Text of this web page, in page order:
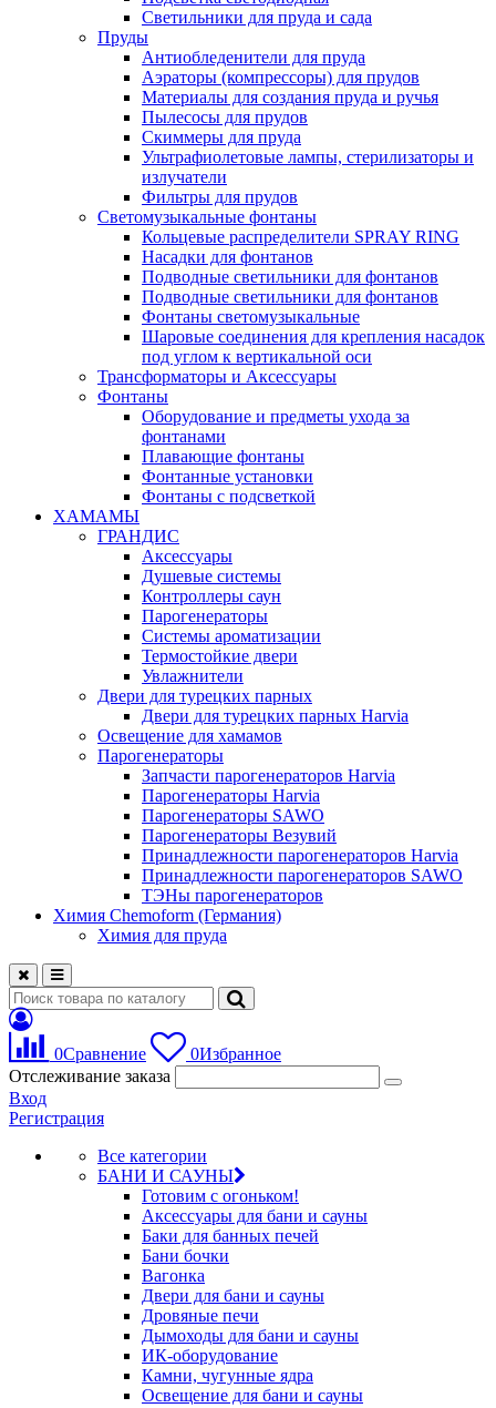
Светильники для пруда и сада
Пруды
Антиобледенители для пруда
Аэраторы (компрессоры) для прудов
Материалы для создания пруда и ручья
Пылесосы для прудов
Скиммеры для пруда
Ультрафиолетовые лампы, стерилизаторы и
излучатели
Фильтры для прудов
Светомузыкальные фонтаны
Кольцевые распределители SPRAY RING
Насадки для фонтанов
Подводные светильники для фонтанов
Подводные светильники для фонтанов
Фонтаны светомузыкальные
Шаровые соединения для крепления насадок
под углом к вертикальной оси
Трансформаторы и Аксессуары
Фонтаны
Оборудование и предметы ухода за
фонтанами
Плавающие фонтаны
Фонтанные установки
Фонтаны с подсветкой
ХАМАМЫ
ГРАНДИС
Аксессуары
Душевые системы
Контроллеры саун
Парогенераторы
Системы ароматизации
Термостойкие двери
Увлажнители
Двери для турецких парных
Двери для турецких парных Harvia
Освещение для хамамов
Парогенераторы
Запчасти парогенераторов Harvia
Парогенераторы Harvia
Парогенераторы SAWO
Парогенераторы Везувий
Принадлежности парогенераторов Harvia
Принадлежности парогенераторов SAWO
ТЭНы парогенераторов
Химия Chemoform (Германия)
Химия для пруда
0Сравнение 0Избранное
Отслеживание заказа
Вход
Регистрация
Все категории
БАНИ И САУНЫ
Готовим с огоньком!
Аксессуары для бани и сауны
Баки для банных печей
Бани бочки
Вагонка
Двери для бани и сауны
Дровяные печи
Дымоходы для бани и сауны
ИК-оборудование
Камни, чугунные ядра
Освещение для бани и сауны